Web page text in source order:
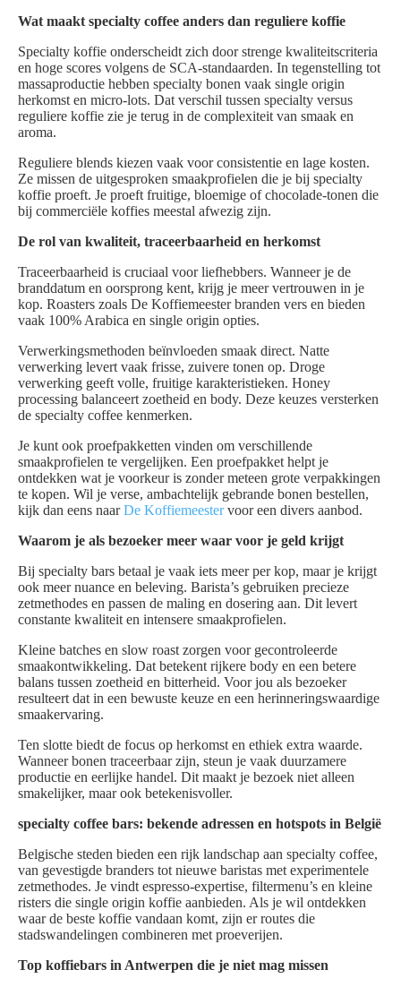
Wat maakt specialty coffee anders dan reguliere koffie
Specialty koffie onderscheidt zich door strenge kwaliteitscriteria
en hoge scores volgens de SCA-standaarden. In tegenstelling tot
massaproductie hebben specialty bonen vaak single origin
herkomst en micro-lots. Dat verschil tussen specialty versus
reguliere koffie zie je terug in de complexiteit van smaak en
aroma.
Reguliere blends kiezen vaak voor consistentie en lage kosten.
Ze missen de uitgesproken smaakprofielen die je bij specialty
koffie proeft. Je proeft fruitige, bloemige of chocolade-tonen die
bij commerciële koffies meestal afwezig zijn.
De rol van kwaliteit, traceerbaarheid en herkomst
Traceerbaarheid is cruciaal voor liefhebbers. Wanneer je de
branddatum en oorsprong kent, krijg je meer vertrouwen in je
kop. Roasters zoals De Koffiemeester branden vers en bieden
vaak 100% Arabica en single origin opties.
Verwerkingsmethoden beïnvloeden smaak direct. Natte
verwerking levert vaak frisse, zuivere tonen op. Droge
verwerking geeft volle, fruitige karakteristieken. Honey
processing balanceert zoetheid en body. Deze keuzes versterken
de specialty coffee kenmerken.
Je kunt ook proefpakketten vinden om verschillende
smaakprofielen te vergelijken. Een proefpakket helpt je
ontdekken wat je voorkeur is zonder meteen grote verpakkingen
te kopen. Wil je verse, ambachtelijk gebrande bonen bestellen,
kijk dan eens naarDe Koffiemeestervoor een divers aanbod.
Waarom je als bezoeker meer waar voor je geld krijgt
Bij specialty bars betaal je vaak iets meer per kop, maar je krijgt
ook meer nuance en beleving. Barista’s gebruiken precieze
zetmethodes en passen de maling en dosering aan. Dit levert
constante kwaliteit en intensere smaakprofielen.
Kleine batches en slow roast zorgen voor gecontroleerde
smaakontwikkeling. Dat betekent rijkere body en een betere
balans tussen zoetheid en bitterheid. Voor jou als bezoeker
resulteert dat in een bewuste keuze en een herinneringswaardige
smaakervaring.
Ten slotte biedt de focus op herkomst en ethiek extra waarde.
Wanneer bonen traceerbaar zijn, steun je vaak duurzamere
productie en eerlijke handel. Dit maakt je bezoek niet alleen
smakelijker, maar ook betekenisvoller.
specialty coffee bars: bekende adressen en hotspots in België
Belgische steden bieden een rijk landschap aan specialty coffee,
van gevestigde branders tot nieuwe baristas met experimentele
zetmethodes. Je vindt espresso-expertise, filtermenu’s en kleine
risters die single origin koffie aanbieden. Als je wil ontdekken
waar de beste koffie vandaan komt, zijn er routes die
stadswandelingen combineren met proeverijen.
Top koffiebars in Antwerpen die je niet mag missen